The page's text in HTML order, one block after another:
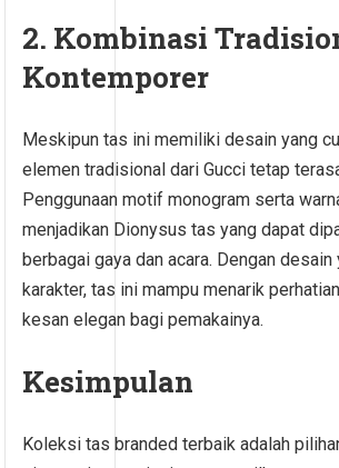
2. Kombinasi
Kontemporer
Meskipun tas ini memiliki desain yang
elemen tradisional dari Gucci tetap
Penggunaan motif monogram serta
menjadikan Dionysus tas yang dapat
berbagai gaya dan acara. Dengan desain
karakter, tas ini mampu menarik
kesan elegan bagi pemakainya.
Kesimpulan
Koleksi tas branded terbaik adalah